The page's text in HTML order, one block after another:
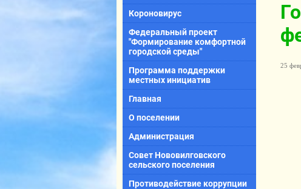
Короновирус
Федеральный проект
"Формирование комфортной
городской среды"
Программа поддержки
местных инициатив
Главная
О поселении
Администрация
Совет Нововилговского
сельского поселения
Противодействие коррупции
25